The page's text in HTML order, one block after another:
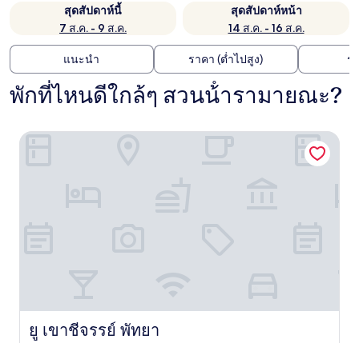
สุดสัปดาห์นี้
7 ส.ค. - 9 ส.ค.
สุดสัปดาห์หน้า
14 ส.ค. - 16 ส.ค.
แนะนำ ราคา (ต่ำไปสูง) ร
พักที่ไหนดีใกล้ๆ สวนน้ํารามายณะ?
ยู เขาชีจรรย์ พัทยา
ยู เขาชีจรรย์ พัทยา
ยู เขาชีจรรย์ พัทยา